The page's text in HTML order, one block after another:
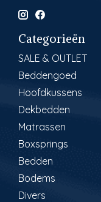
Categorieën
SALE & OUTLET
Beddengoed
Hoofdkussens
Dekbedden
Matrassen
Boxsprings
Bedden
Bodems
Divers